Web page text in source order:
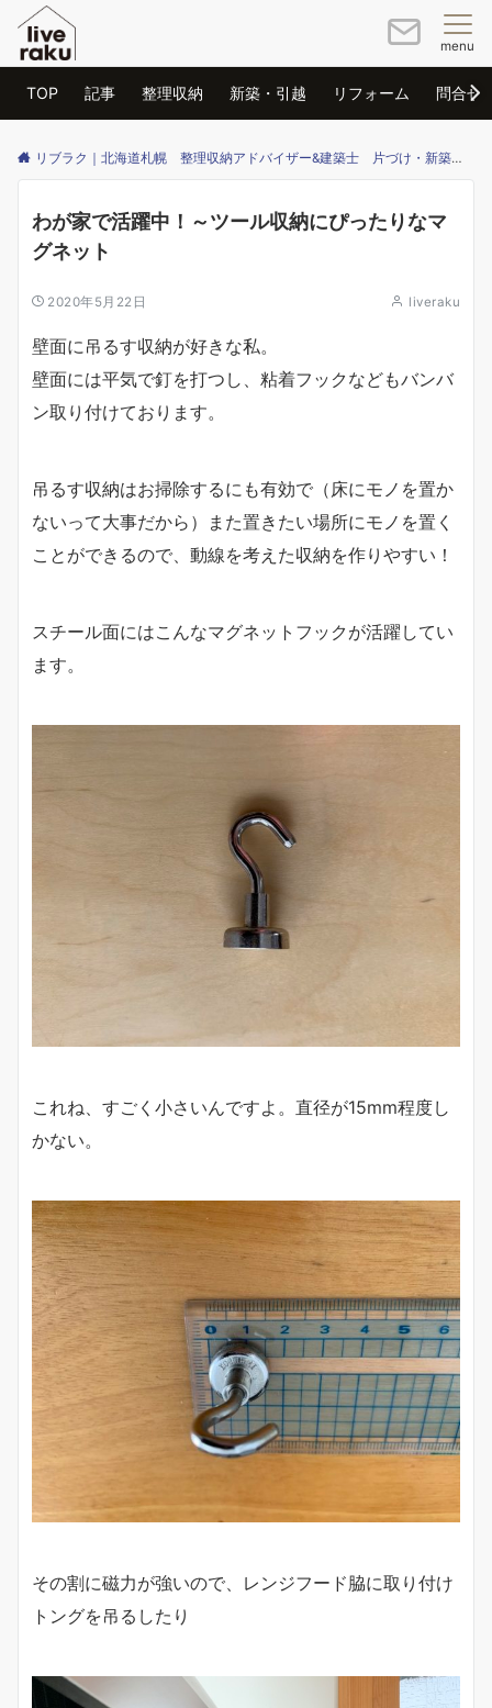
menu
TOP 記事 整理収納 新築・引越 リフォーム 問合せ
リブラク｜北海道札幌 整理収納アドバイザー&建築士 片づけ・新築・リフォームのご相談はリブラクまで
わが家で活躍中！～ツール収納にぴったりなマ
グネット
2020年5月22日 liveraku
壁面に吊るす収納が好きな私。
壁面には平気で釘を打つし、粘着フックなどもバンバ
ン取り付けております。
吊るす収納はお掃除するにも有効で（床にモノを置か
ないって大事だから）また置きたい場所にモノを置く
ことができるので、動線を考えた収納を作りやすい！
スチール面にはこんなマグネットフックが活躍してい
ます。
これね、すごく小さいんですよ。直径が15mm程度し
かない。
その割に磁力が強いので、レンジフード脇に取り付け
トングを吊るしたり